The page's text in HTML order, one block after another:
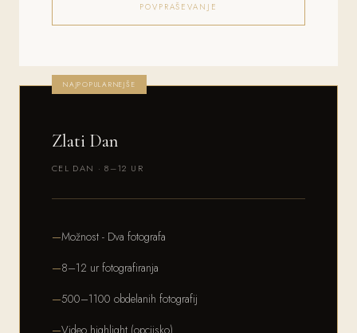
POVPRAŠEVANJE
NAJPOPULARNEJŠE
Zlati Dan
CEL DAN · 8–12 UR
Možnost - Dva fotografa
8–12 ur fotografiranja
500–1100 obdelanih fotografij
Video highlight (opcijsko)